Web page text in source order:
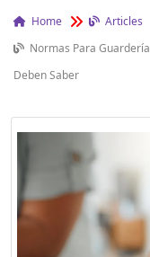
Home
Articles
Normas Para
Deben Saber